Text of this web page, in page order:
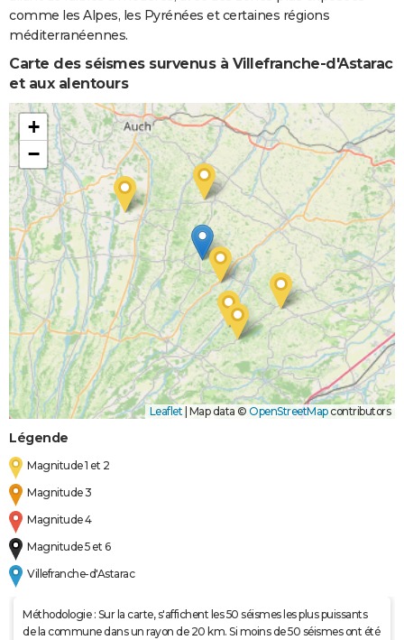
comme les Alpes, les Pyrénées et certaines régions
méditerranéennes.
Carte des séismes survenus à Villefranche-d'Astarac
et aux alentours
+
−
Leaflet Map data © OpenStreetMapcontributors
Légende
Magnitude 1 et 2
Magnitude 3
Magnitude 4
Magnitude 5 et 6
Villefranche-d'Astarac
Méthodologie : Sur la carte, s'affichent les 50 séismes les plus puissants
de la commune dans un rayon de 20 km. Si moins de 50 séismes ont été